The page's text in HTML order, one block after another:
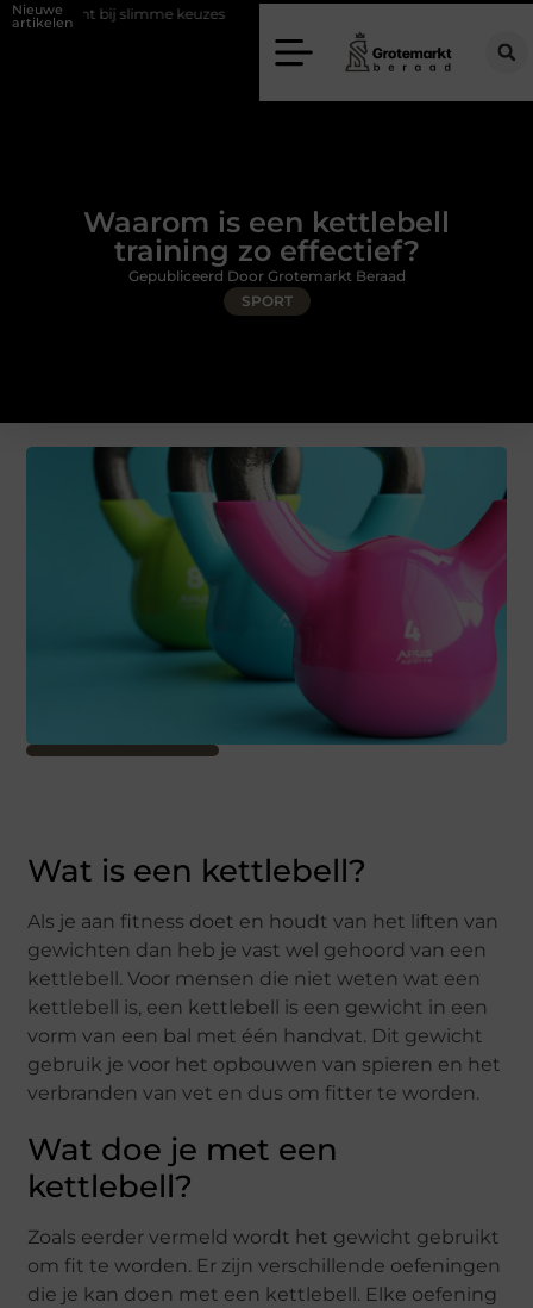
Nieuwe
artikelen
keuzes Waarom kiezen voor een rijschool in Utrecht?
Waarom is een kettlebell
training zo effectief?
SPORT
Gepubliceerd Door Grotemarkt Beraad
Wat is een kettlebell?
Als je aan fitness doet en houdt van het liften van
gewichten dan heb je vast wel gehoord van een
kettlebell. Voor mensen die niet weten wat een
kettlebell is, een kettlebell is een gewicht in een
vorm van een bal met één handvat. Dit gewicht
gebruik je voor het opbouwen van spieren en het
verbranden van vet en dus om fitter te worden.
Wat doe je met een
kettlebell?
Zoals eerder vermeld wordt het gewicht gebruikt
om fit te worden. Er zijn verschillende oefeningen
die je kan doen met een kettlebell. Elke oefening